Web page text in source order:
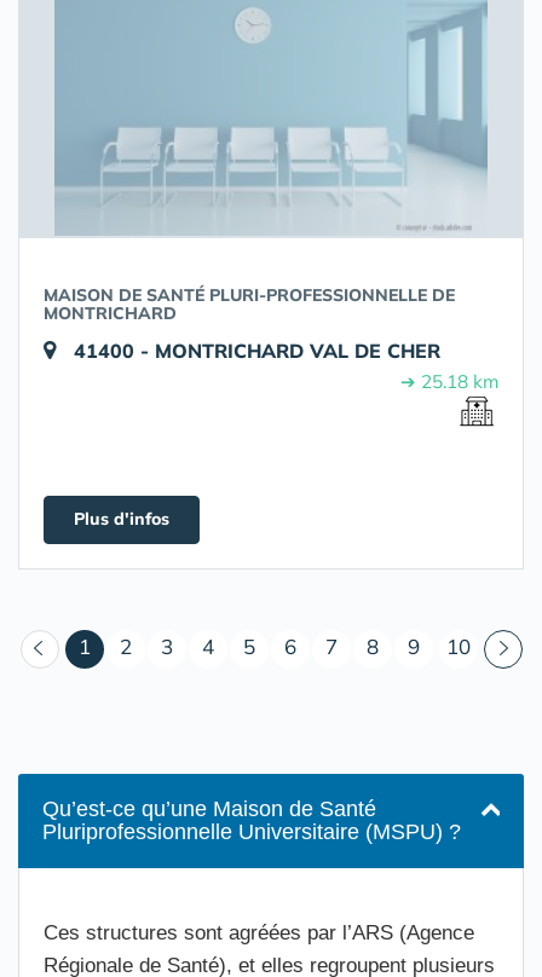
MAISON DE SANTÉ PLURI-PROFESSIONNELLE DE
MONTRICHARD
41400 - MONTRICHARD VAL DE CHER
➔ 25.18 km
Plus d'infos
1 (courant)
2 3 4 5 6 7 8 9 10
Qu’est-ce qu’une Maison de Santé
Pluriprofessionnelle Universitaire (MSPU) ?
Ces structures sont agréées par l’ARS (Agence
Régionale de Santé), et elles regroupent plusieurs